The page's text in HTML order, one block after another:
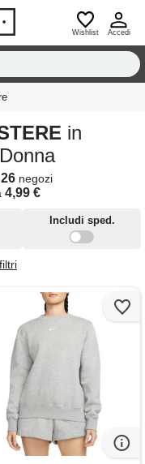
Wishlist Accedi
in
26 negozi
4,99 €
Includi sped.